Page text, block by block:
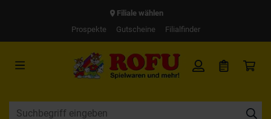
Filiale wählen
Prospekte
Gutscheine Filialfinder